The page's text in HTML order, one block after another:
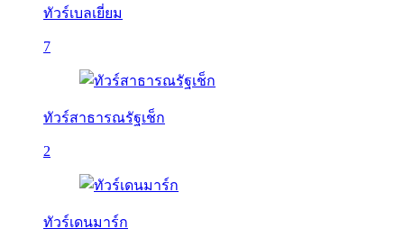
ทัวร์เบลเยี่ยม
7
ทัวร์สาธารณรัฐเช็ก
2
ทัวร์เดนมาร์ก